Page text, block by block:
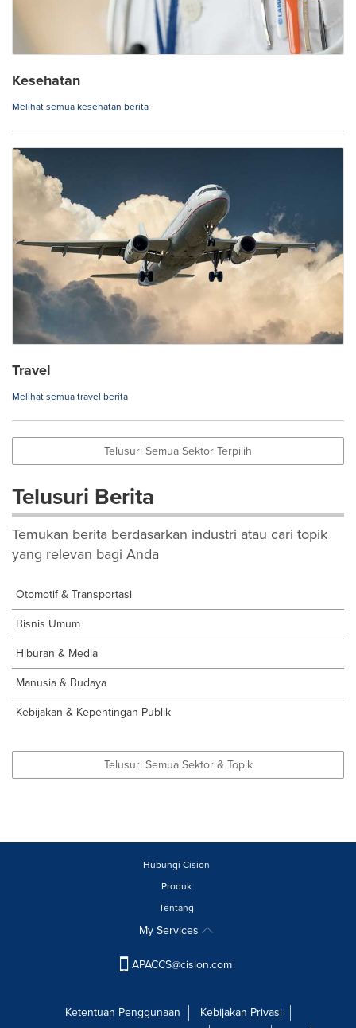
Kesehatan
Melihat semua kesehatan berita
Travel
Melihat semua travel berita
Telusuri Semua Sektor Terpilih
Telusuri Berita
Temukan berita berdasarkan industri atau cari topik
yang relevan bagi Anda
Otomotif & Transportasi
Bisnis Umum
Hiburan & Media
Manusia & Budaya
Kebijakan & Kepentingan Publik
Telusuri Semua Sektor & Topik
Hubungi Cision
Produk
Tentang
My Services
APACCS@cision.com
Ketentuan Penggunaan
Kebijakan Privasi